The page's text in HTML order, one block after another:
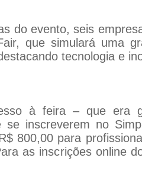
do evento, seis
que simulará uma
tecnologia e
à feira – que era
se inscreverem no
800,00 para
as inscrições online